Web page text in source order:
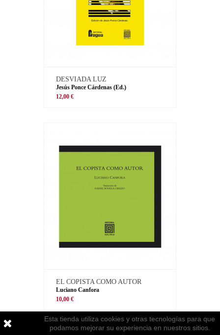
DESVIADA LUZ
Jesús Ponce Cárdenas (Ed.)
12,00 €
EL COPISTA COMO AUTOR
Luciano Canfora
10,00 €
Esta tienda utiliza cookies y otras tecnologías para que
podamos mejorar su experiencia en nuestros sitios.